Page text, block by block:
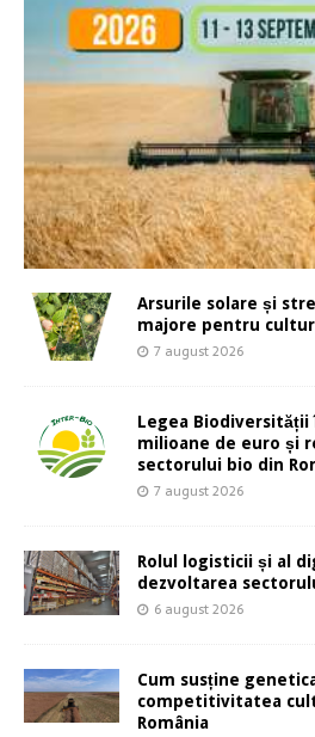
Arsurile solare și
majore pentru
7 august 2026
Legea Biodiversității
milioane de euro și
sectorului bio din
7 august 2026
Rolul logisticii și al
dezvoltarea
6 august 2026
Cum susține
competitivitatea
România